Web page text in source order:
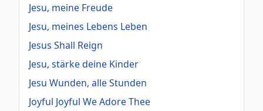
Jesu, meine Freude
Jesu, meines Lebens Leben
Jesus Shall Reign
Jesu, stärke deine Kinder
Jesu Wunden, alle Stunden
Joyful Joyful We Adore Thee